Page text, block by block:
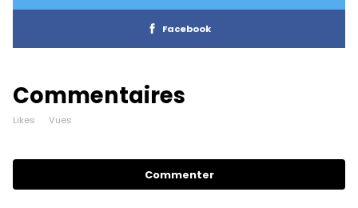
Facebook
Commentaires
Likes Vues
Commenter